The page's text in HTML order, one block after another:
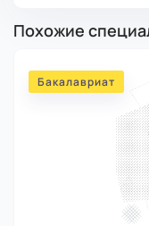
Похожие
Бакалавриат